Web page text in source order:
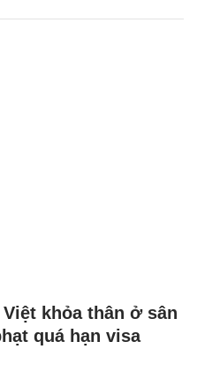
khỏa thân ở sân
quá hạn visa